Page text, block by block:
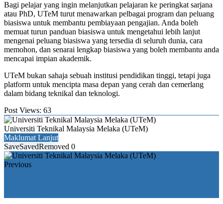
Bagi pelajar yang ingin melanjutkan pelajaran ke peringkat sarjana
atau PhD, UTeM turut menawarkan pelbagai program dan peluang
biasiswa untuk membantu pembiayaan pengajian. Anda boleh
memuat turun panduan biasiswa untuk mengetahui lebih lanjut
mengenai peluang biasiswa yang tersedia di seluruh dunia, cara
memohon, dan senarai lengkap biasiswa yang boleh membantu anda
mencapai impian akademik.
UTeM bukan sahaja sebuah institusi pendidikan tinggi, tetapi juga
platform untuk mencipta masa depan yang cerah dan cemerlang
dalam bidang teknikal dan teknologi.
Post Views: 63
Universiti Teknikal Malaysia Melaka (UTeM)
Maklumat Lanjut
SaveSavedRemoved 0
Previous